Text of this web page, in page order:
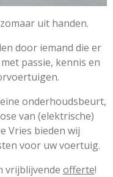
uit handen.
door iemand die er
passie, kennis en
onderhoudsbeurt,
van (elektrische)
Vries bieden wij
voor uw voertuig.
vrijblijvende offerte!